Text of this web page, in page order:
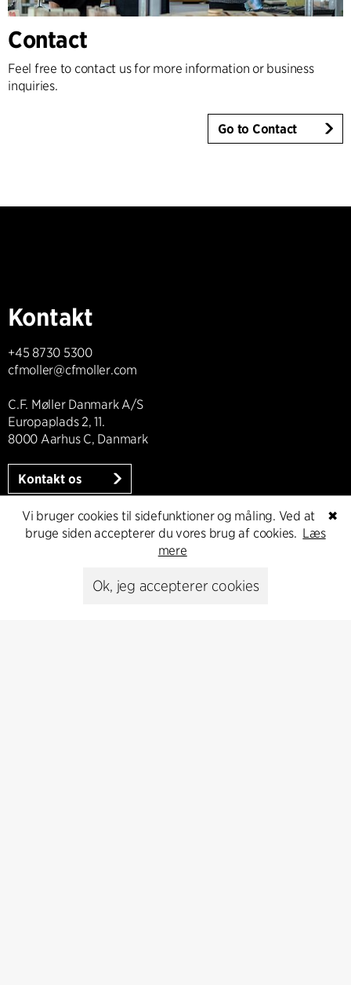
Contact
Feel free to contact us for more information or business
inquiries.
Go to Contact
Kontakt
+45 8730 5300
cfmoller@cfmoller.com
C.F. Møller Danmark A/S
Europaplads 2, 11.
8000 Aarhus C, Danmark
Kontakt os
Head of Communications
✖
Vi bruger cookies til sidefunktioner og måling. Ved at
bruge siden accepterer du vores brug af cookies. Læs
mere
Ok, jeg accepterer cookies